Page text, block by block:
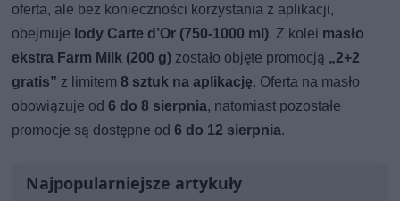
oferta, ale bez konieczności korzystania z aplikacji,
obejmuje lody Carte d’Or (750-1000 ml). Z kolei masło
ekstra Farm Milk (200 g) zostało objęte promocją „2+2
gratis” z limitem8 sztuk na aplikację. Oferta na masło
obowiązuje od6 do 8 sierpnia, natomiast pozostałe
promocje są dostępne od6 do 12 sierpnia.
Najpopularniejsze artykuły